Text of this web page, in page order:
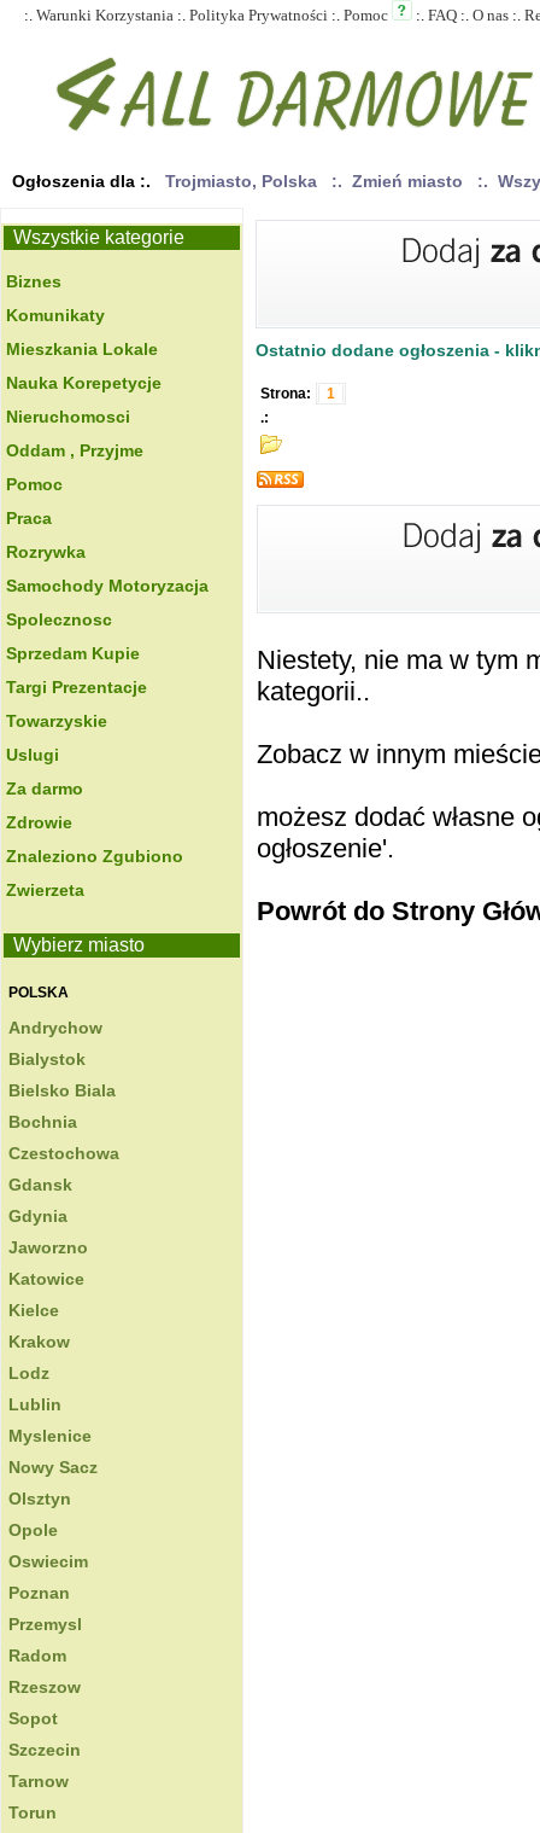
:. Warunki Korzystania :. Polityka Prywatności :. Pomoc :. FAQ :. O nas :.
Ogłoszenia dla :. Trojmiasto, Polska :. Zmień miasto :.
Wszystkie kategorie
Biznes
Komunikaty
Mieszkania Lokale
Nauka Korepetycje
Nieruchomosci
Oddam , Przyjme
Pomoc
Praca
Rozrywka
Samochody Motoryzacja
Spolecznosc
Sprzedam Kupie
Targi Prezentacje
Towarzyskie
Uslugi
Za darmo
Zdrowie
Znaleziono Zgubiono
Zwierzeta
Wybierz miasto
POLSKA
Andrychow
Bialystok
Bielsko Biala
Bochnia
Czestochowa
Gdansk
Gdynia
Jaworzno
Katowice
Kielce
Krakow
Lodz
Lublin
Myslenice
Nowy Sacz
Olsztyn
Opole
Oswiecim
Poznan
Przemysl
Radom
Rzeszow
Sopot
Szczecin
Tarnow
Torun
Ostatnio dodane ogłoszenia -
Strona:
1
.:
Niestety, nie ma w tym
kategorii..
Zobacz w innym
możesz dodać własne
ogłoszenie'.
Powrót do Strony